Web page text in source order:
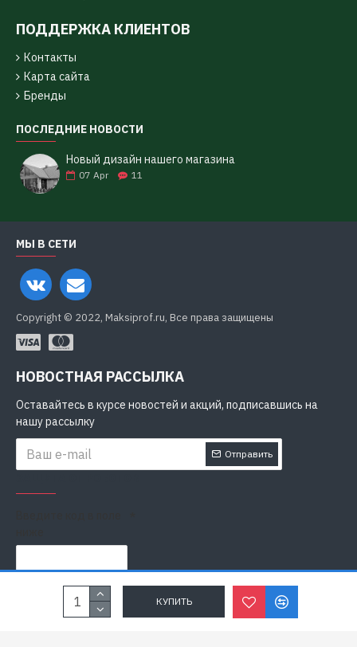
КУПИТЬ
ПОДДЕРЖКА КЛИЕНТОВ
Контакты
Карта сайта
Бренды
ПОСЛЕДНИЕ НОВОСТИ
Новый дизайн нашего магазина
07 Apr 11
МЫ В СЕТИ
Copyright © 2022, Maksiprof.ru, Все права защищены
НОВОСТНАЯ РАССЫЛКА
Оставайтесь в курсе новостей и акций, подписавшись на
нашу рассылку
Отправить
Я прочитал Политика конфиденциальности
и согласен с
условиями безопасности и обработки персональных данных